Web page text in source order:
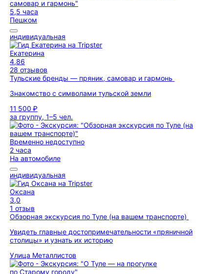
5,5 часа
Пешком
индивидуальная
Екатерина
4,86
28 отзывов
Тульские бренды — пряник, самовар и гармонь
Знакомство с символами тульской земли
11 500 ₽
за группу, 1–5 чел.
Временно недоступно
2 часа
На автомобиле
индивидуальная
Оксана
3,0
1 отзыв
Обзорная экскурсия по Туле (на вашем транспорте)
Увидеть главные достопримечательности «пряничной
столицы» и узнать их историю
Улица Металлистов